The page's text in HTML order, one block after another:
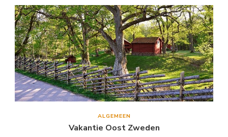
ALGEMEEN
Vakantie Oost Zweden